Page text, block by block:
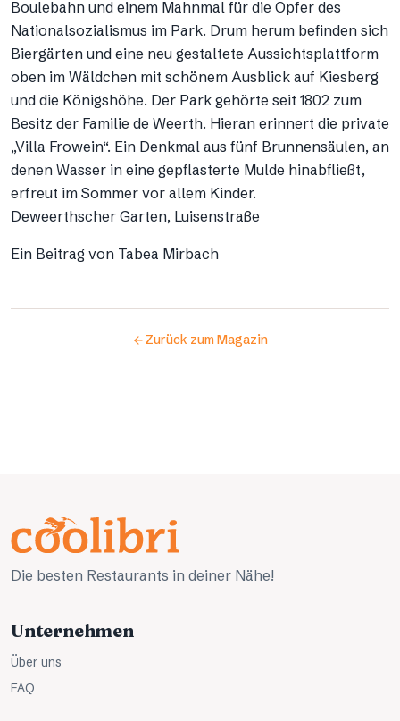
Boulebahn und einem Mahnmal für die Opfer des
Nationalsozialismus im Park. Drum herum befinden sich
Biergärten und eine neu gestaltete Aussichtsplattform
oben im Wäldchen mit schönem Ausblick auf Kiesberg
und die Königshöhe. Der Park gehörte seit 1802 zum
Besitz der Familie de Weerth. Hieran erinnert die private
„Villa Frowein“. Ein Denkmal aus fünf Brunnensäulen, an
denen Wasser in eine gepflasterte Mulde hinabfließt,
erfreut im Sommer vor allem Kinder.
Deweerthscher Garten, Luisenstraße
Ein Beitrag von Tabea Mirbach
Zurück zum Magazin
Die besten Restaurants in deiner Nähe!
Unternehmen
Über uns
FAQ